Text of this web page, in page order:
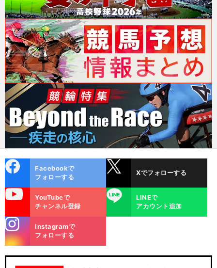
ok
Facebookで
フォローする
Xでフォローする
YouTubeで
チャンネル登録
LINE
LINEで
アカウント追加
m
Instagramで
フォローする